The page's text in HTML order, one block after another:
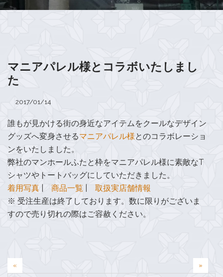
マニアパレル様とコラボいたしまし
た
2017/01/14
誰もが見かける街の身近なアイテムをクールなデザイン
グッズへ変身させるマニアパレル様とのコラボレーショ
ンをいたしました。
弊社のマンホールふたと枠をマニアパレル様に素敵なT
シャツやトートバッグにしていただきました。
着用写真
商品一覧
取扱実店舗情報
※ 受注生産は終了しております。数に限りがございま
すので売り切れの際はご容赦ください。
投
« »